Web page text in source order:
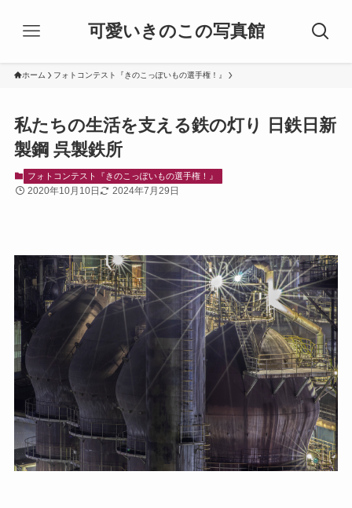
可愛いきのこの写真館
ホーム フォトコンテスト『きのこっぽいもの選手権！』
私たちの生活を支える鉄の灯り 日鉄日新
製鋼 呉製鉄所
フォトコンテスト『きのこっぽいもの選手権！』
2020年10月10日 2024年7月29日